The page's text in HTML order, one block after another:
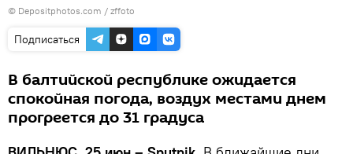
© Depositphotos.com / zffoto
Подписаться
В балтийской республике ожидается
спокойная погода, воздух местами днем
прогреется до 31 градуса